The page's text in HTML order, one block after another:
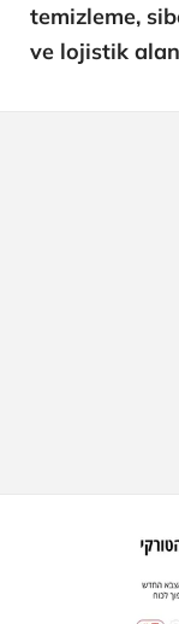
temizleme,
ve lojistik